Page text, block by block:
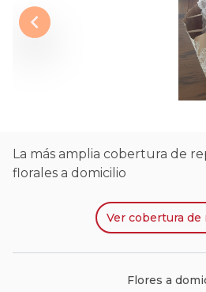
La más amplia cobertura de
florales a domicilio
Ver cobertura de
Flores a